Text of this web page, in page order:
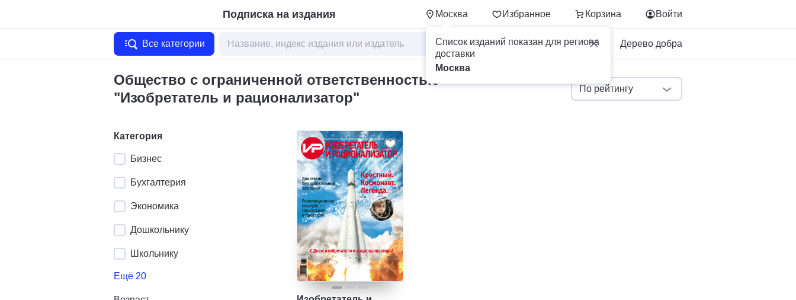
Подписка на издания Москва Избранное Корзина
Список изданий показан для региона
доставки
Москва
Войти
Все категории Для бизнеса Дерево добра
Общество с ограниченной ответственностью
"Изобретатель и рационализатор"
По рейтингу
Категория
Бизнес
Бухгалтерия
Экономика
Дошкольнику
Школьнику
Ещё 20